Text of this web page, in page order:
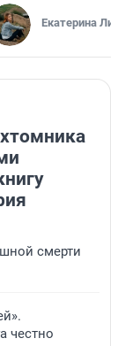
Екатерина
смерти
честно